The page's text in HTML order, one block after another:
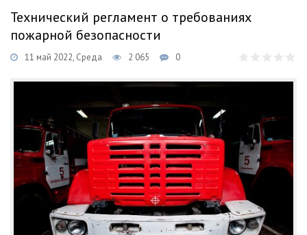
Технический регламент о требованиях
пожарной безопасности
11 май 2022, Среда 2 065 0